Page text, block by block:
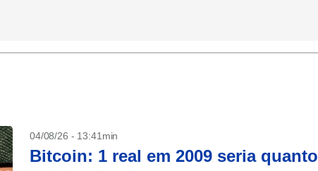
04/08/26 - 13:41min
Bitcoin: 1 real em 2009 seria quanto